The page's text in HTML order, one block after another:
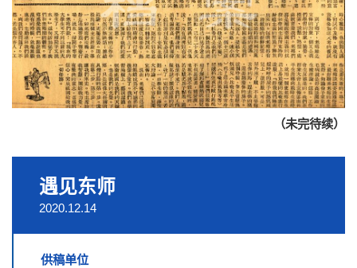
遇见东师
2020.12.14
供稿单位
（未完待续）